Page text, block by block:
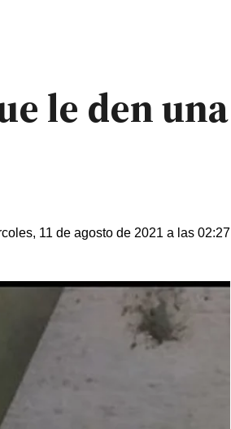
le den una
11 de agosto de 2021 a las 02:27